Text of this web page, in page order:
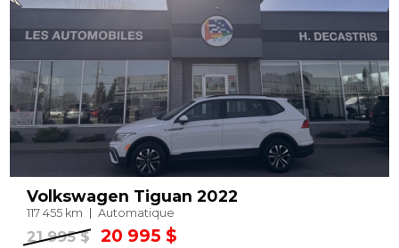
Volkswagen Tiguan 2022
117 455 km Automatique
21 995 $ 20 995 $